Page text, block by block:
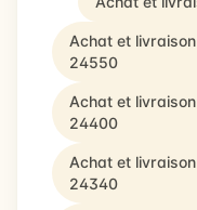
Achat et
24550
Achat et
24400
Achat et
24340